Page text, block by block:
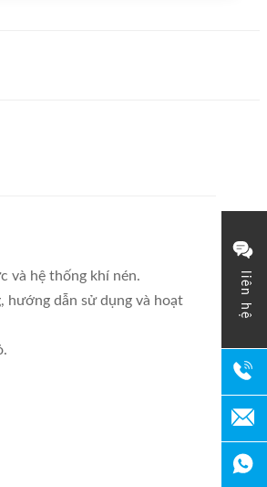
liên hệ
và hệ thống khí nén.
hướng dẫn sử dụng và hoạt